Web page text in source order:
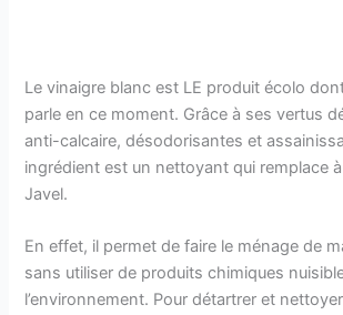
Le vinaigre blanc est LE produit écolo
parle en ce moment. Grâce à ses vertus
anti-calcaire, désodorisantes et
ingrédient est un nettoyant qui remplace à
Javel.
En effet, il permet de faire le ménage de
sans utiliser de produits chimiques
l’environnement. Pour détartrer et